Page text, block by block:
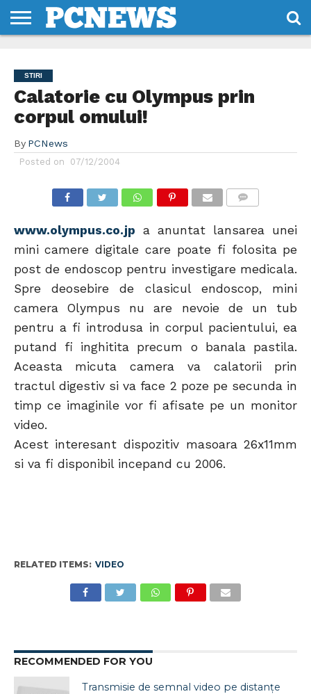
NOI
SI
CONDITII
STIRI
Calatorie cu Olympus prin
corpul omului!
By PCNews
Posted on 07/12/2004
www.olympus.co.jp a anuntat lansarea unei
mini camere digitale care poate fi folosita pe
post de endoscop pentru investigare medicala.
Spre deosebire de clasicul endoscop, mini
camera Olympus nu are nevoie de un tub
pentru a fi introdusa in corpul pacientului, ea
putand fi inghitita precum o banala pastila.
Aceasta micuta camera va calatorii prin
tractul digestiv si va face 2 poze pe secunda in
timp ce imaginile vor fi afisate pe un monitor
video.
Acest interesant dispozitiv masoara 26x11mm
si va fi disponibil incepand cu 2006.
RELATED ITEMS: VIDEO
RECOMMENDED FOR YOU
Transmisie de semnal video pe distanțe